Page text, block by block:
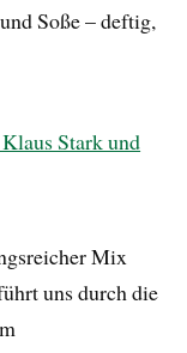
Soße – deftig,
Mix
uns durch die